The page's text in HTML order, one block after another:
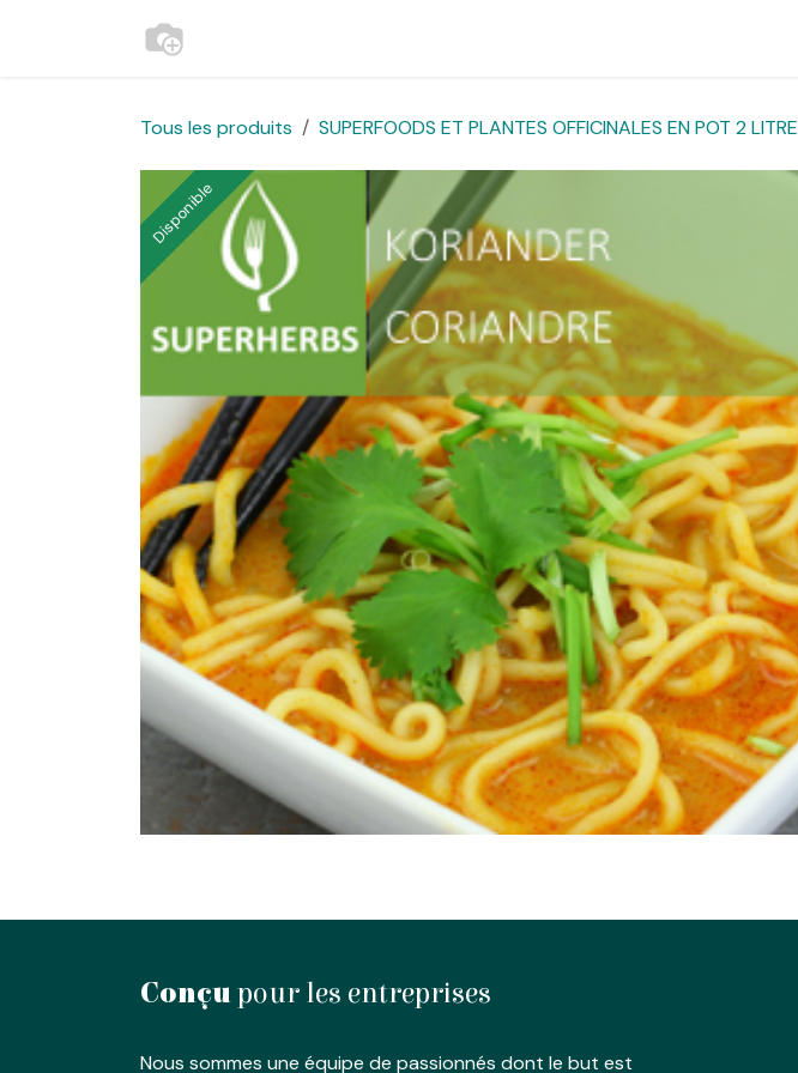
Tous les produits SUPERFOODS ET PLANTES OFFICINALES EN POT 2 LITRE
Disponible
Conçupour les entreprises
Nous sommes une équipe de passionnés dont le but est